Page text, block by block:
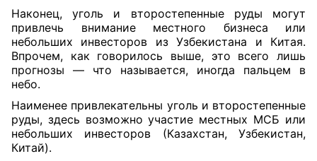
Наконец, уголь и второстепенные руды могут
привлечь внимание местного бизнеса или
небольших инвесторов из Узбекистана и Китая.
Впрочем, как говорилось выше, это всего лишь
прогнозы — что называется, иногда пальцем в
небо.
Наименее привлекательны уголь и второстепенные
руды, здесь возможно участие местных МСБ или
небольших инвесторов (Казахстан, Узбекистан,
Китай).